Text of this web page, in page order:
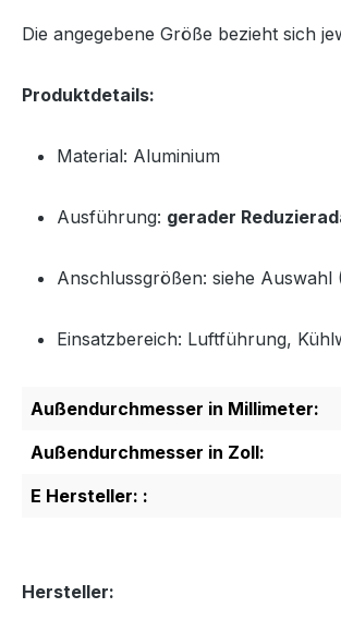
Die angegebene Größe bezieht sich
Produktdetails:
Material: Aluminium
Ausführung: gerader
Anschlussgrößen: siehe
Einsatzbereich: Luftführung,
Außendurchmesser in Millimeter:
Außendurchmesser in Zoll:
E Hersteller: :
Hersteller: